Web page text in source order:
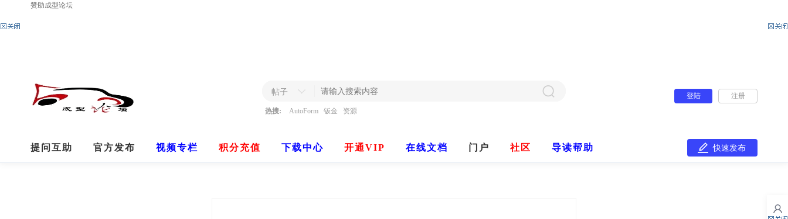
赞助成型论坛
帖子
热搜: AutoForm 钣金 资源
登陆 注册
提问互助 官方发布 视频专栏 积分充值 下载中心 开通VIP 在线文档 门户 社区 导读帮助 快速发布